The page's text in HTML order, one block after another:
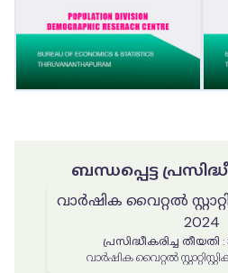
ബന്ധപ്പെട്ട
വാർഷിക വൈറ്റൽ
2024
പ്രസിദ്ധീകരിച്ച തീയതി :
വാർഷിക വൈറ്റൽ